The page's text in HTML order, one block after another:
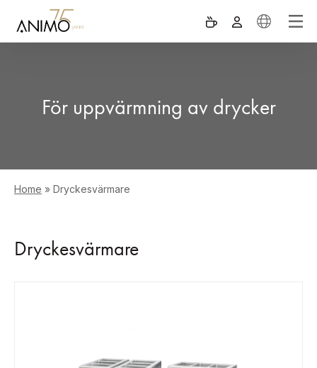
För uppvärmning av drycker
Home » Dryckesvärmare
Dryckesvärmare